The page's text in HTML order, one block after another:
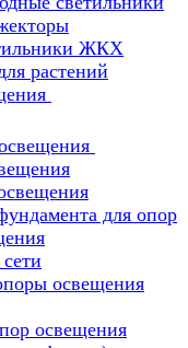
ЖКХ
растений
для опор
освещения
освещения